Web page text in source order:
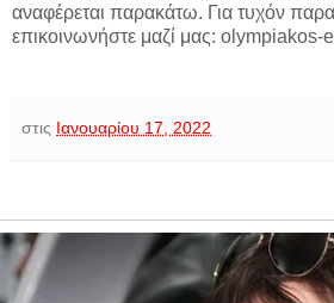
αναφέρεται παρακάτω. Για τυχόν
επικοινωνήστε μαζί μας:
στις Ιανουαρίου 17, 2022